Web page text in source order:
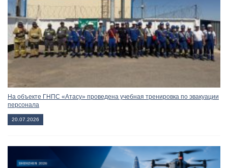
На объекте ГНПС «Атасу» проведена учебная тренировка по эвакуации
персонала
20.07.2026